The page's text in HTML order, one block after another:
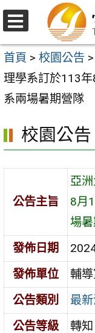
跳
至
主
要
內
區
選
單
首頁 > 校園公告 >
理學系訂於113
系兩場暑期營隊
校園公告
公告主旨
亞
8月
場
發佈日期
發佈單位
輔
公告類別
最
公告等級
轉知